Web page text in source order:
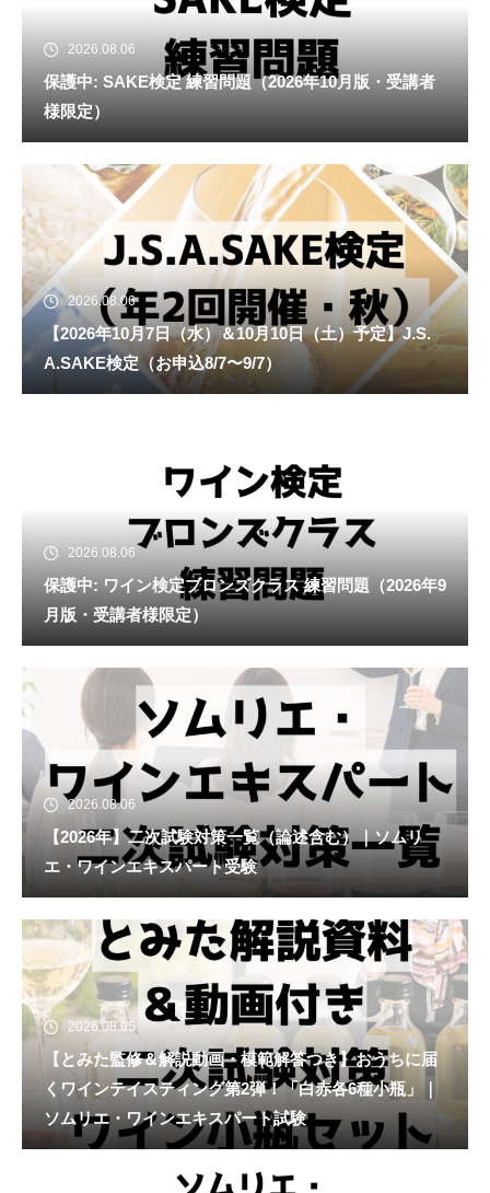
2026.08.06
保護中: SAKE検定 練習問題（2026年10月版・受講者
様限定）
2026.08.06
【2026年10月7日（水）＆10月10日（土）予定】J.S.
A.SAKE検定（お申込8/7〜9/7）
2026.08.06
保護中: ワイン検定ブロンズクラス 練習問題（2026年9
月版・受講者様限定）
2026.08.06
【2026年】二次試験対策一覧（論述含む）｜ソムリ
エ・ワインエキスパート受験
2026.08.05
【とみた監修＆解説動画・模範解答つき】おうちに届
くワインテイスティング第2弾！「白赤各6種小瓶」｜
ソムリエ・ワインエキスパート試験